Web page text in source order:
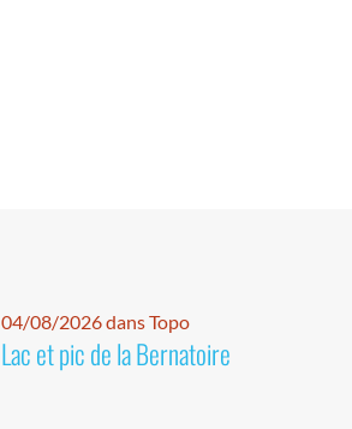
04/08/2026 dans Topo
Lac et pic de la Bernatoire